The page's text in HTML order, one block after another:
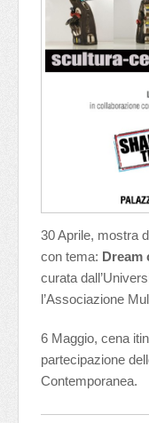
30 Aprile, mostra
con tema: Dream
curata
l’Associazione
6 Maggio, cena
partecipazione
Contemporanea.